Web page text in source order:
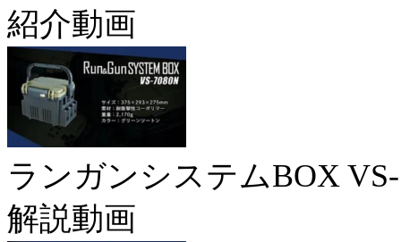
紹介動画
ランガンシステムBOX
解説動画